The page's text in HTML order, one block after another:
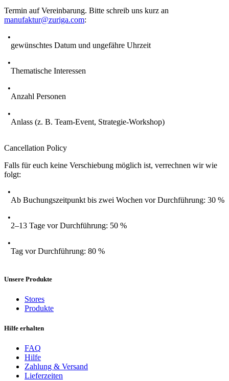
Termin auf Vereinbarung. Bitte schreib uns kurz an
manufaktur@zuriga.com:
gewünschtes Datum und ungefähre Uhrzeit
Thematische Interessen
Anzahl Personen
Anlass (z. B. Team-Event, Strategie-Workshop)
Cancellation Policy
Falls für euch keine Verschiebung möglich ist, verrechnen wir wie
folgt:
Ab Buchungszeitpunkt bis zwei Wochen vor Durchführung: 30 %
2–13 Tage vor Durchführung: 50 %
Tag vor Durchführung: 80 %
Unsere Produkte
Stores
Produkte
Hilfe erhalten
FAQ
Hilfe
Zahlung & Versand
Lieferzeiten